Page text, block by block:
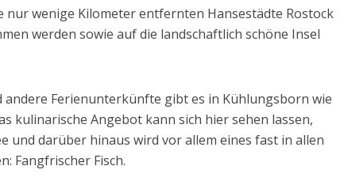
nur wenige Kilometer entfernten Hansestädte Rostock
werden sowie auf die landschaftlich schöne Insel
andere Ferienunterkünfte gibt es in Kühlungsborn wie
kulinarische Angebot kann sich hier sehen lassen,
und darüber hinaus wird vor allem eines fast in allen
Fangfrischer Fisch.